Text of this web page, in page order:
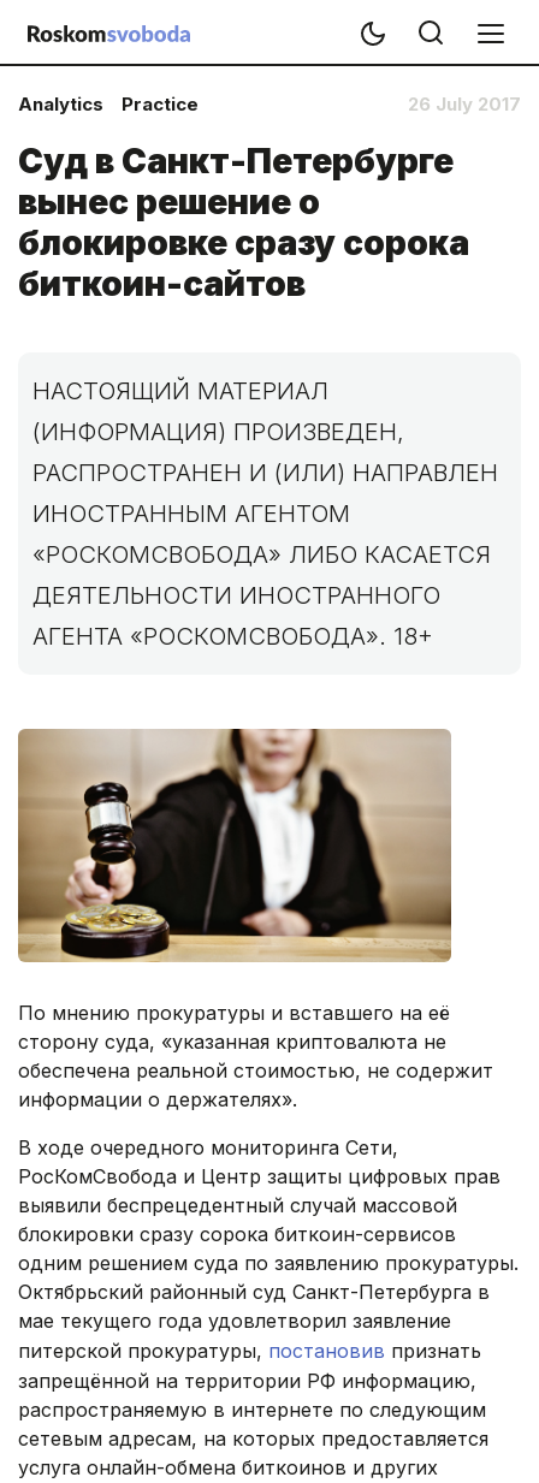
Analytics Practice 26 July 2017
Суд в Санкт-Петербурге
вынес решение о
блокировке сразу сорока
биткоин-сайтов
НАСТОЯЩИЙ МАТЕРИАЛ
(ИНФОРМАЦИЯ) ПРОИЗВЕДЕН,
РАСПРОСТРАНЕН И (ИЛИ) НАПРАВЛЕН
ИНОСТРАННЫМ АГЕНТОМ
«РОСКОМСВОБОДА» ЛИБО КАСАЕТСЯ
ДЕЯТЕЛЬНОСТИ ИНОСТРАННОГО
АГЕНТА «РОСКОМСВОБОДА». 18+
По мнению прокуратуры и вставшего на её
сторону суда, «указанная криптовалюта не
обеспечена реальной стоимостью, не содержит
информации о держателях».
В ходе очередного мониторинга Сети,
РосКомСвобода и Центр защиты цифровых прав
выявили беспрецедентный случай массовой
блокировки сразу сорока биткоин-сервисов
одним решением суда по заявлению прокуратуры.
Октябрьский районный суд Санкт-Петербурга в
мае текущего года удовлетворил заявление
питерской прокуратуры, постановив признать
запрещённой на территории РФ информацию,
распространяемую в интернете по следующим
сетевым адресам, на которых предоставляется
услуга онлайн-обмена биткоинов и других